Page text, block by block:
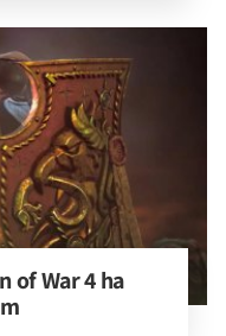
of War 4 ha